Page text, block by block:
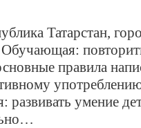
Татарстан,
правила
развивать умение